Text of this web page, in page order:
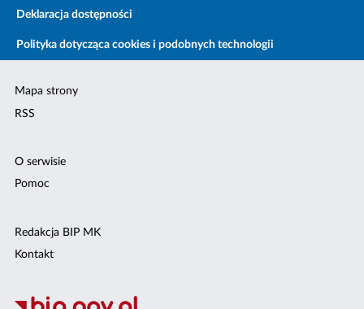
Deklaracja dostępności
Polityka dotycząca cookies i podobnych technologii
Mapa strony
RSS
O serwisie
Pomoc
Redakcja BIP MK
Kontakt